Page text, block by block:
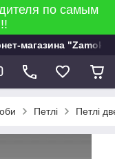
по самым
магазина "Zamok
Петлі Петлі